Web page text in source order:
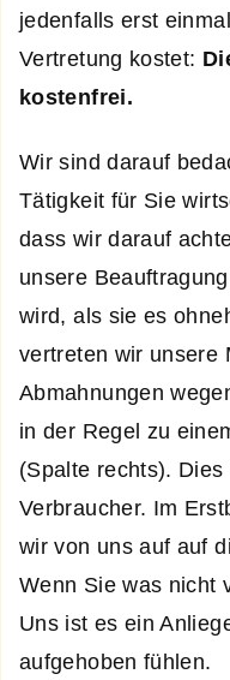
jedenfalls erst
Vertretung kostet:
kostenfrei.
Wir sind darauf
Tätigkeit für Sie
dass wir darauf
unsere
wird, als sie es
vertreten wir unsere
Abmahnungen
in der Regel zu
(Spalte rechts).
Verbraucher. Im
wir von uns auf auf
Wenn Sie was nicht
Uns ist es ein
aufgehoben fühlen.